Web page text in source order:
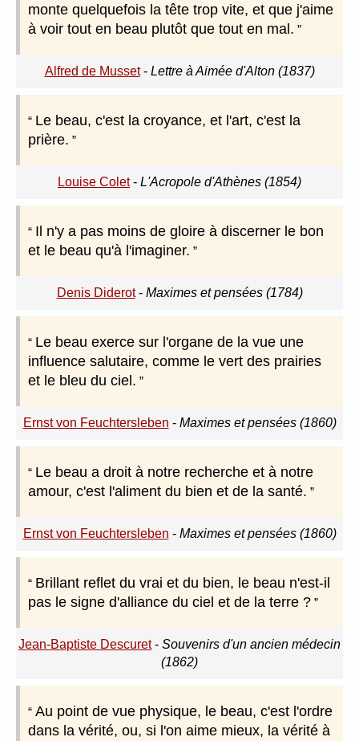
monte quelquefois la tête trop vite, et que j'aime
à voir tout en beau plutôt que tout en mal.
Alfred de Musset- Lettre à Aimée d'Alton (1837)
Le beau, c'est la croyance, et l'art, c'est la
prière.
Louise Colet- L'Acropole d'Athènes (1854)
Il n'y a pas moins de gloire à discerner le bon
et le beau qu'à l'imaginer.
Denis Diderot- Maximes et pensées (1784)
Le beau exerce sur l'organe de la vue une
influence salutaire, comme le vert des prairies
et le bleu du ciel.
Ernst von Feuchtersleben - Maximes et pensées (1860)
Le beau a droit à notre recherche et à notre
amour, c'est l'aliment du bien et de la santé.
Ernst von Feuchtersleben - Maximes et pensées (1860)
Brillant reflet du vrai et du bien, le beau n'est-il
pas le signe d'alliance du ciel et de la terre ?
Jean-Baptiste Descuret- Souvenirs d'un ancien médecin
(1862)
Au point de vue physique, le beau, c'est l'ordre
dans la vérité, ou, si l'on aime mieux, la vérité à